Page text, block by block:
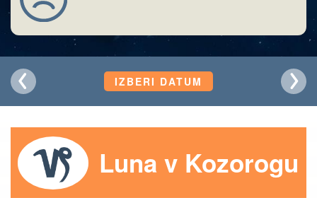
IZBERI DATUM
Luna v Kozorogu